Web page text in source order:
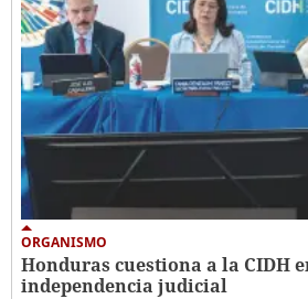
ORGANISMO
Honduras cuestiona a la CIDH
independencia judicial